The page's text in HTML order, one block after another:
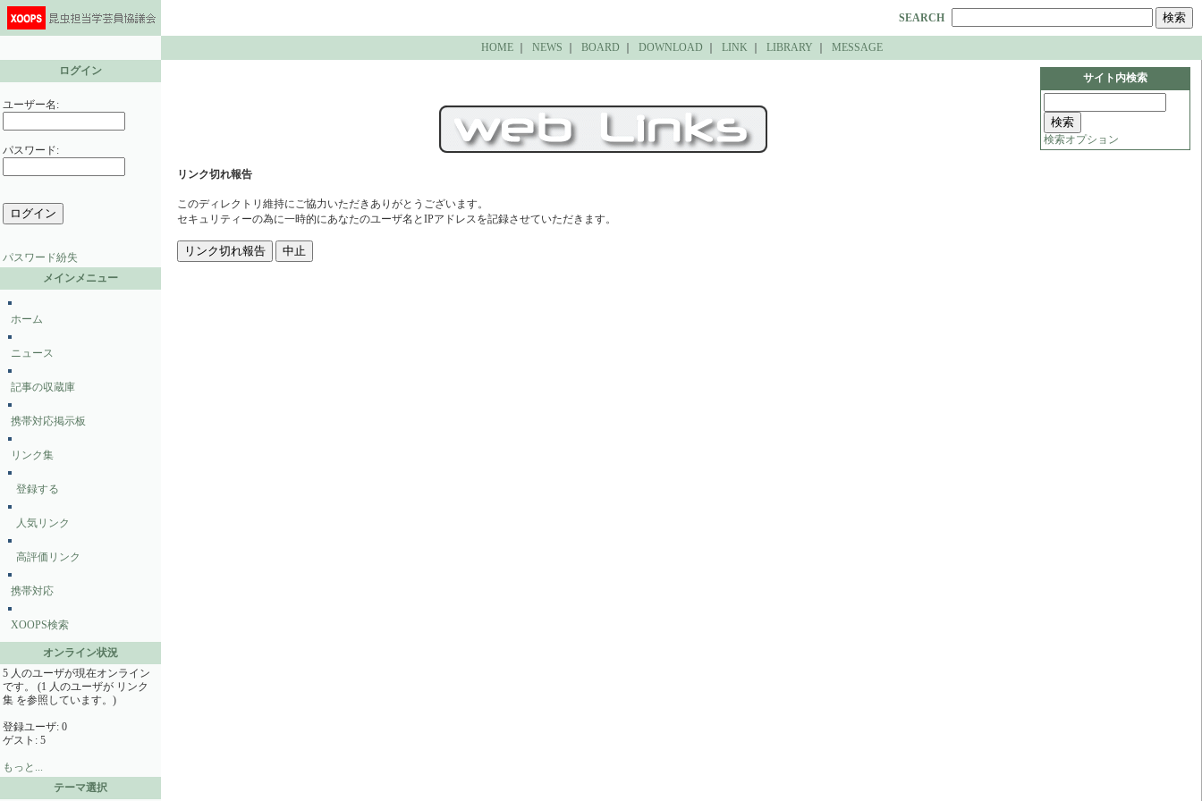
SEARCH
HOME｜ NEWS BOARD DOWNLOAD LINK｜ LIBRARY
MESSAGE
ログイン
ユーザー名:
パスワード:
パスワード紛失
メインメニュー
ホーム
ニュース
記事の収蔵庫
携帯対応掲示板
リンク集
登録する
人気リンク
高評価リンク
携帯対応
XOOPS検索
オンライン状況
5 人のユーザが現在オンライン
です。 (1 人のユーザが リンク
集 を参照しています。)
登録ユーザ: 0
ゲスト: 5
もっと...
テーマ選択
リンク切れ報告
このディレクトリ維持にご協力いただきありがとうございます。
セキュリティーの為に一時的にあなたのユーザ名とIPアドレスを記録させていただきます。
サイト内検索
検索オプション